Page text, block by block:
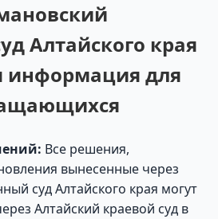
Алтайского края
информация для
Все решения,
вынесенные через
суд Алтайского края могут
Алтайский краевой суд в